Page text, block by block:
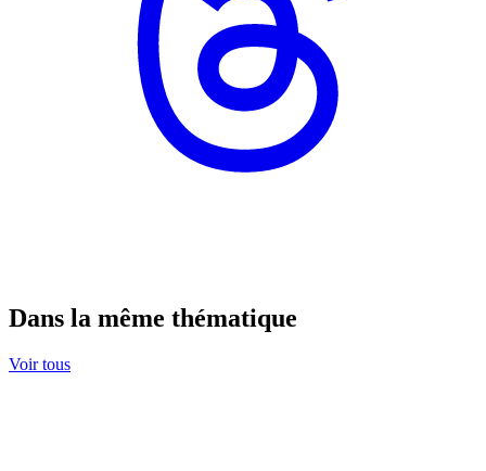
Dans la même thématique
Voir tous